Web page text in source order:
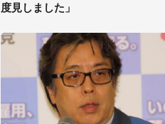
度見しました」